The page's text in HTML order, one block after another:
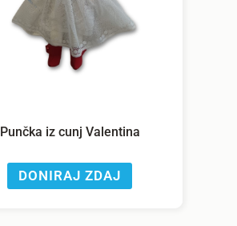
Punčka iz cunj Valentina
DONIRAJ ZDAJ